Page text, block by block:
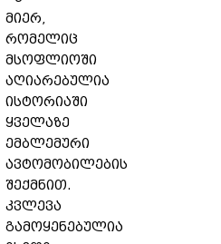
მიერ,
რომელიც
მსოფლიოში
აღიარებულია
ისტორიაში
ყველაზე
ემბლემური
ავტომობილების
შექმნით.
კვლევა
გამოყენებულია